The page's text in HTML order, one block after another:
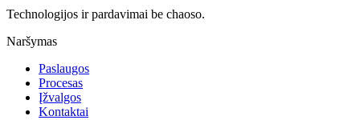
Technologijos ir pardavimai be chaoso.
Naršymas
Paslaugos
Procesas
Įžvalgos
Kontaktai